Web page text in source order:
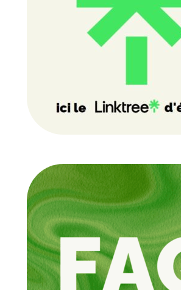
NOTRE MANIFESTE